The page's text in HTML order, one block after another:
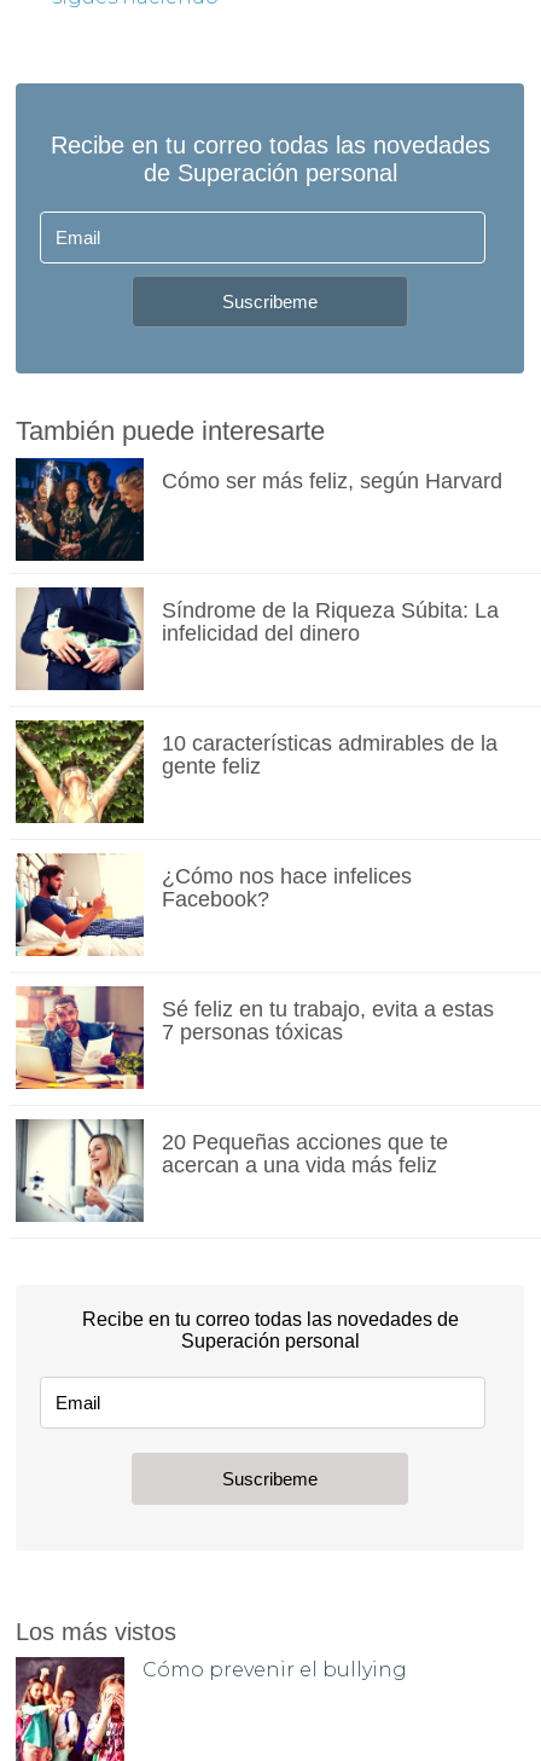
También puede interesarte
Cómo ser más feliz, según Harvard
Síndrome de la Riqueza Súbita: La
infelicidad del dinero
10 características admirables de la
gente feliz
¿Cómo nos hace infelices
Facebook?
Sé feliz en tu trabajo, evita a estas
7 personas tóxicas
20 Pequeñas acciones que te
acercan a una vida más feliz
Los más vistos
Cómo prevenir el bullying